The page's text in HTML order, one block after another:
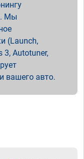
Мы
(Launch,
3, Autotuner,
вашего авто.